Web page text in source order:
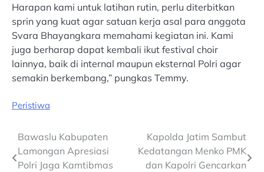
Harapan kami untuk latihan rutin, perlu diterbitkan
sprin yang kuat agar satuan kerja asal para anggota
Svara Bhayangkara memahami kegiatan ini. Kami
juga berharap dapat kembali ikut festival choir
lainnya, baik di internal maupun eksternal Polri agar
semakin berkembang,” pungkas Temmy.
Peristiwa
Post
navigation
Bawaslu Kabupaten
Lamongan Apresiasi
Polri Jaga Kamtibmas
Kapolda Jatim Sambut
Kedatangan Menko PMK
dan Kapolri Gencarkan